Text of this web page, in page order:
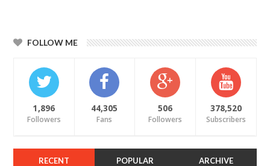
FOLLOW ME
1,896
Followers
44,305
Fans
506
Followers
378,520
Subscribers
RECENT POPULAR ARCHIVE